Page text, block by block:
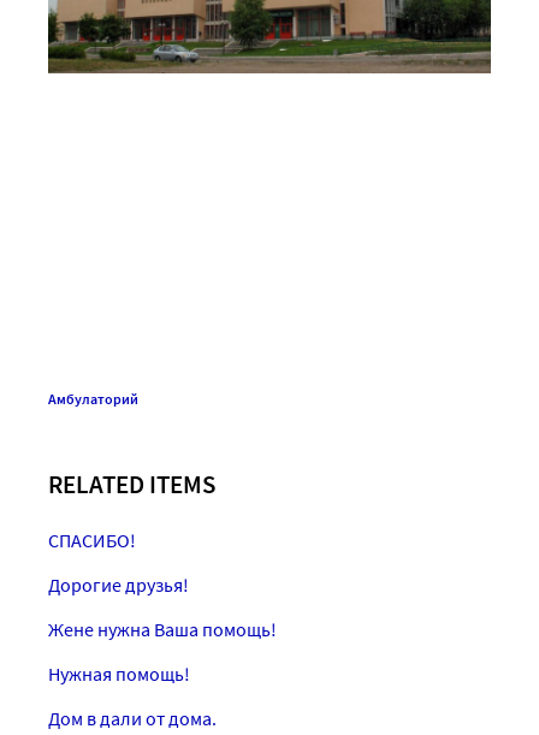
Амбулаторий
RELATED ITEMS
СПАСИБО!
Дорогие друзья!
Жене нужна Ваша помощь!
Нужная помощь!
Дом в дали от дома.